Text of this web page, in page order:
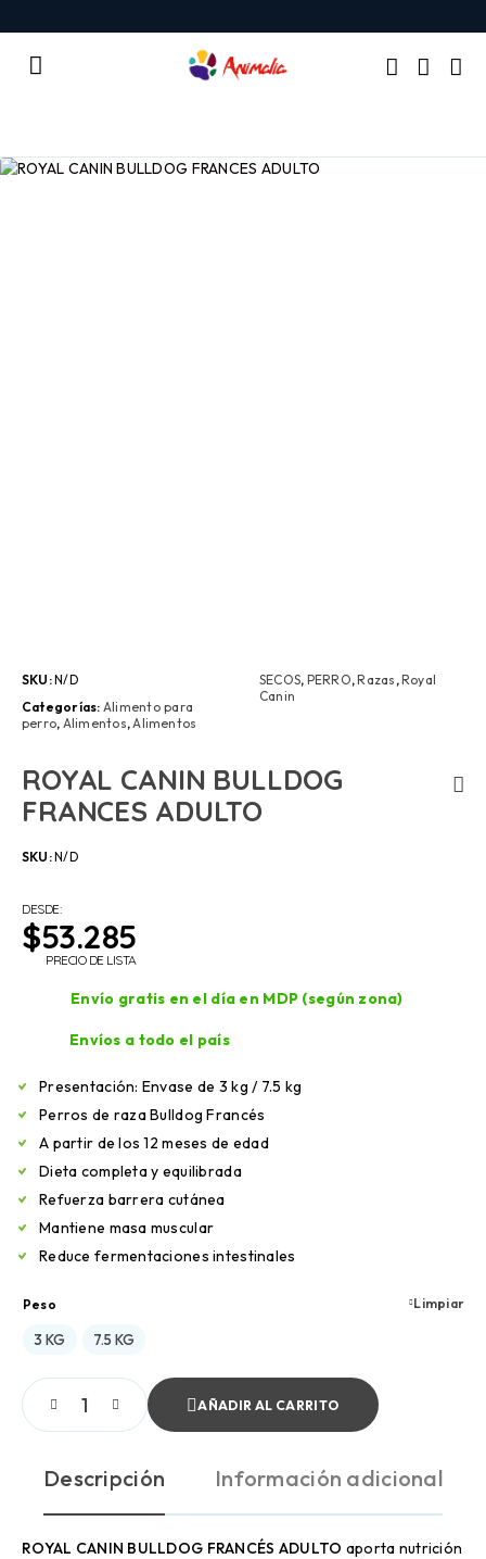
SKU:N/D
Categorías: Alimento para
perro, Alimentos,Alimentos
SECOS, PERRO,Razas ,Royal
Canin
ROYAL CANIN BULLDOG
FRANCES ADULTO
SKU:N/D
DESDE:
$53.285
PRECIO DE LISTA
Envío gratis en el día en MDP (según zona)
Envíos a todo el país
Presentación: Envase de 3 kg / 7.5 kg
Perros de raza Bulldog Francés
A partir de los 12 meses de edad
Dieta completa y equilibrada
Refuerza barrera cutánea
Mantiene masa muscular
Reduce fermentaciones intestinales
Peso
3 KG 7.5 KG
Limpiar
AÑADIR AL CARRITO
Descripción Información adicional
ROYAL CANIN BULLDOG FRANCÉS ADULTO aporta nutrición